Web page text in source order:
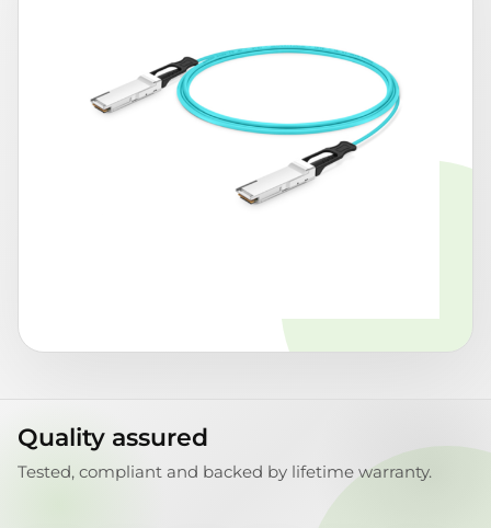
Quality assured
Tested, compliant and backed by lifetime warranty.